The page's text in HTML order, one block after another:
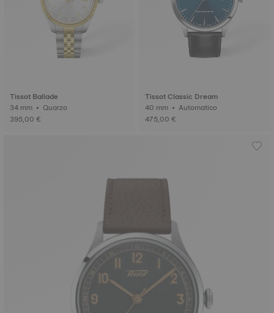
Tissot Ballade
34 mm • Quarzo
395,00 €
Tissot Classic Dream
40 mm • Automatico
475,00 €